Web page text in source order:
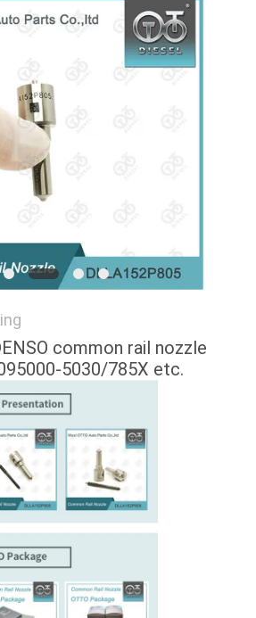
common rail nozzle
5030/785X etc.